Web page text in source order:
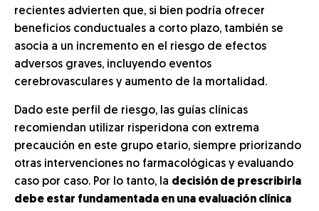
recientes advierten que, si bien podría ofrecer
beneficios conductuales a corto plazo, también se
asocia a un incremento en el riesgo de efectos
adversos graves, incluyendo eventos
cerebrovasculares y aumento de la mortalidad.
Dado este perfil de riesgo, las guías clínicas
recomiendan utilizar risperidona con extrema
precaución en este grupo etario, siempre priorizando
otras intervenciones no farmacológicas y evaluando
caso por caso. Por lo tanto, la decisión de prescribirla
debe estar fundamentada en una evaluación clínica